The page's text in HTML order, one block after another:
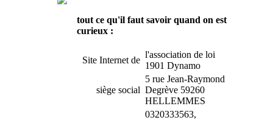
tout ce qu'il faut savoir quand on est
curieux :
Site Internet de
l'association de loi
1901 Dynamo
siège social
5 rue Jean-Raymond
Degrève 59260
HELLEMMES
0320333563,